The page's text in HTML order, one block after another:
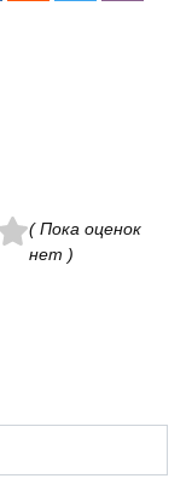
( Пока оценок
нет )